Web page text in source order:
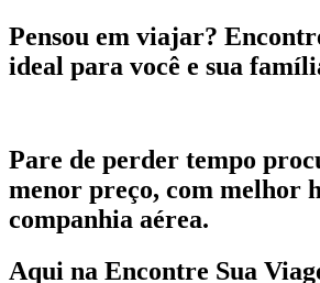
Pensou em viajar?
ideal para você e sua
Pare de perder tempo
menor preço, com melhor
companhia aérea.
Aqui na Encontre Sua